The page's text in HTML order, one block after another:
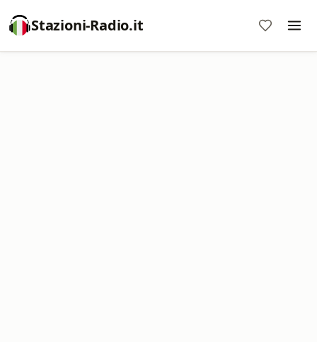
Stazioni-Radio.it